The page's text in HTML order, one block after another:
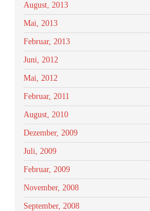
August, 2013
Mai, 2013
Februar, 2013
Juni, 2012
Mai, 2012
Februar, 2011
August, 2010
Dezember, 2009
Juli, 2009
Februar, 2009
November, 2008
September, 2008